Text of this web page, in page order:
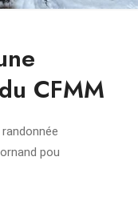
CFMM
pou